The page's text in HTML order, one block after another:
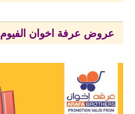
عروض عرفة اخوان الفيوم